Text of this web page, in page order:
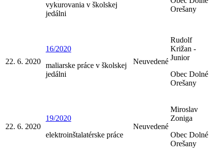
vykurovania v školskej
jedálni
Orešany
22. 6. 2020
16/2020
maliarske práce v školskej
jedálni
Neuvedené
Rudolf
Križan -
Junior
Obec Dolné
Orešany
22. 6. 2020
19/2020
elektroinštalatérske práce
Neuvedené
Miroslav
Zoniga
Obec Dolné
Orešany